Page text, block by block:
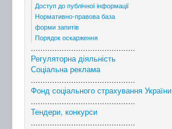
Доступ до публічної інформації
Нормативно-правова база
форми запитів
Порядок оскарження
............................................
Регуляторна діяльність
Соціальна реклама
............................................
Фонд соціального страхування України
............................................
Тендери, конкурси
............................................